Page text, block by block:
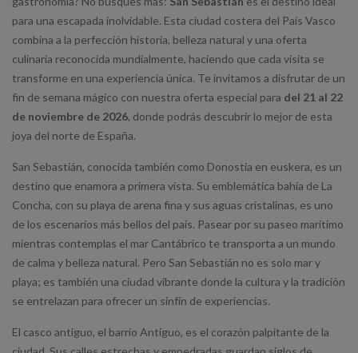
para una escapada inolvidable. Esta ciudad costera del País Vasco
combina a la perfección historia, belleza natural y una oferta
culinaria reconocida mundialmente, haciendo que cada visita se
transforme en una experiencia única. Te invitamos a disfrutar de un
fin de semana mágico con nuestra oferta especial para del 21 al 22
de noviembre de 2026, donde podrás descubrir lo mejor de esta
joya del norte de España.
San Sebastián, conocida también como Donostia en euskera, es un
destino que enamora a primera vista. Su emblemática bahía de La
Concha, con su playa de arena fina y sus aguas cristalinas, es uno
de los escenarios más bellos del país. Pasear por su paseo marítimo
mientras contemplas el mar Cantábrico te transporta a un mundo
de calma y belleza natural. Pero San Sebastián no es solo mar y
playa; es también una ciudad vibrante donde la cultura y la tradición
se entrelazan para ofrecer un sinfín de experiencias.
El casco antiguo, el barrio Antiguo, es el corazón palpitante de la